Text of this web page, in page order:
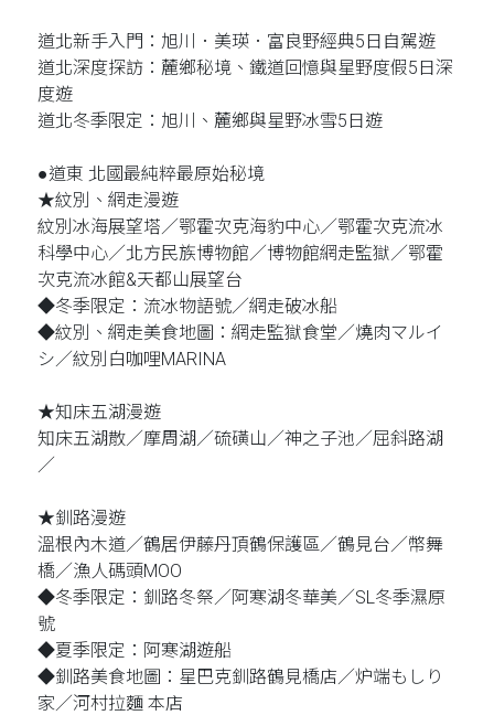
道北新手入門：旭川．美瑛．富良野經典5日自駕遊
道北深度探訪：麓鄉秘境、鐵道回憶與星野度假5日深
度遊
道北冬季限定：旭川、麓鄉與星野冰雪5日遊
●道東 北國最純粹最原始秘境
★紋別、網走漫遊
紋別冰海展望塔／鄂霍次克海豹中心／鄂霍次克流冰
科學中心／北方民族博物館／博物館網走監獄／鄂霍
次克流冰館&天都山展望台
◆冬季限定：流冰物語號／網走破冰船
◆紋別、網走美食地圖：網走監獄食堂／燒肉マルイ
シ／紋別白咖哩MARINA
★知床五湖漫遊
知床五湖散／摩周湖／硫磺山／神之子池／屈斜路湖
／
★釧路漫遊
溫根內木道／鶴居伊藤丹頂鶴保護區／鶴見台／幣舞
橋／漁人碼頭MOO
◆冬季限定：釧路冬祭／阿寒湖冬華美／SL冬季濕原
號
◆夏季限定：阿寒湖遊船
◆釧路美食地圖：星巴克釧路鶴見橋店／炉端もしり
家／河村拉麵 本店